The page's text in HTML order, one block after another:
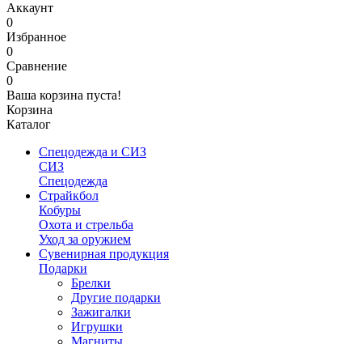
Аккаунт
0
Избранное
0
Сравнение
0
Ваша корзина пуста!
Корзина
Каталог
Спецодежда и СИЗ
СИЗ
Спецодежда
Страйкбол
Кобуры
Охота и стрельба
Уход за оружием
Сувенирная продукция
Подарки
Брелки
Другие подарки
Зажигалки
Игрушки
Магниты